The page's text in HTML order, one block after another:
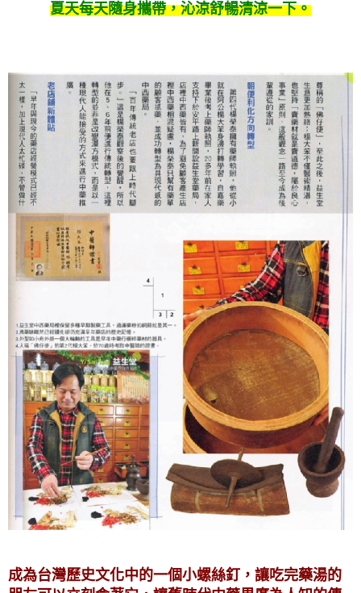
夏天每天隨身攜帶，沁涼舒暢清涼一下。
成為台灣歷史文化中的一個小螺絲釘，讓吃完藥湯的